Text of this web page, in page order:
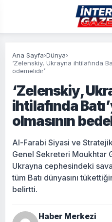
Ana Sayfa›Dünya›
‘Zelenskiy, Ukrayna ihtilafında
ödemelidir’
‘Zelenskiy,
ihtilafında
olmasının
Al-Farabi Siyasi ve
Genel Sekreteri Moukhtar
Ukrayna cephesindeki
tüm Batı dünyasını
belirtti.
Haber Merkezi